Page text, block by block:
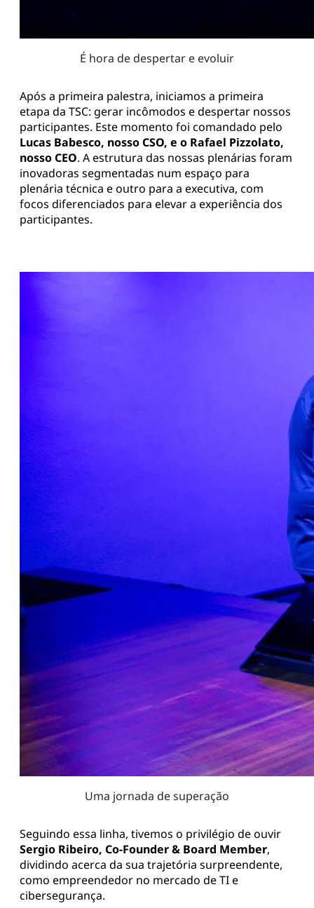
É hora de despertar e evoluir
Após a primeira palestra, iniciamos a primeira
etapa da TSC: gerar incômodos e despertar nossos
participantes. Este momento foi comandado pelo
Lucas Babesco, nosso CSO, e o Rafael Pizzolato,
nosso CEO. A estrutura das nossas plenárias foram
inovadoras segmentadas num espaço para
plenária técnica e outro para a executiva, com
focos diferenciados para elevar a experiência dos
participantes.
Uma jornada de superação
Seguindo essa linha, tivemos o privilégio de ouvir
Sergio Ribeiro, Co-Founder & Board Member,
dividindo acerca da sua trajetória surpreendente,
como empreendedor no mercado de TI e
cibersegurança.